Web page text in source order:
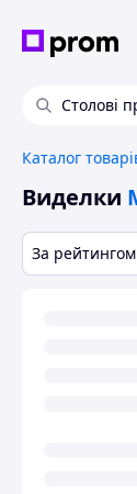
Столові
Каталог
Виделки
За рейтингом